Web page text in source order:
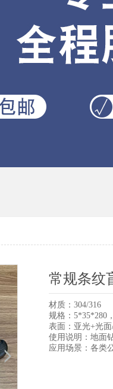
常规条纹
材质：304/316
规格：5*35*280
表面：亚光+光
使用说明：地面
应用场景：各类